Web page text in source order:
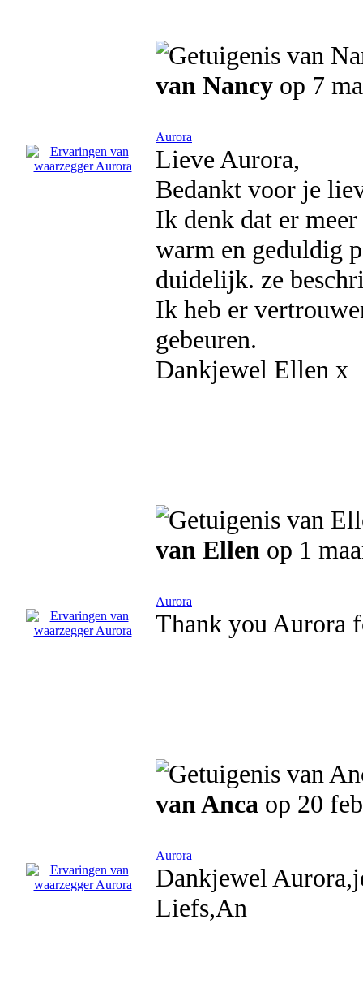
van Nancy op 7
Aurora
Lieve Aurora,
Bedankt voor je
Ik denk dat er
warm en geduldig
duidelijk. ze
Ik heb er
gebeuren.
Dankjewel Ellen x
van Ellen op 1
Aurora
Thank you Aurora
van Anca op 20
Aurora
Dankjewel
Liefs,An